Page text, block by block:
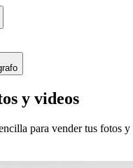
y videos
para vender tus fotos y